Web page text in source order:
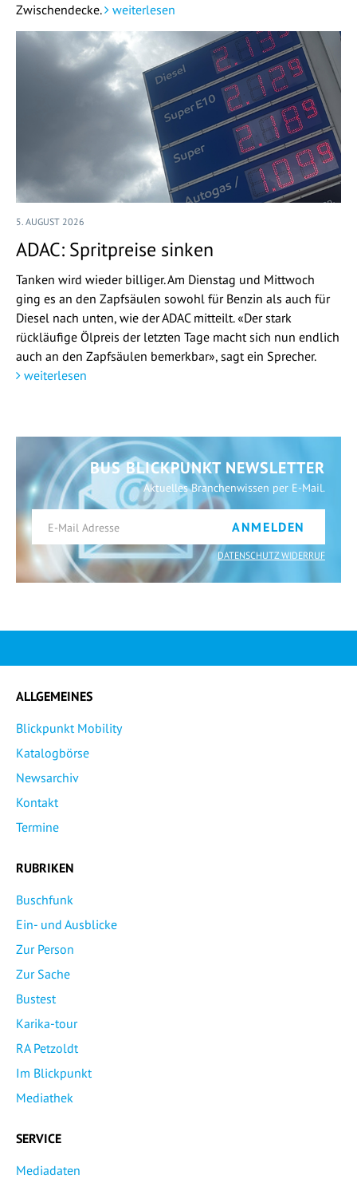
Zwischendecke.
weiterlesen
5. AUGUST 2026
ADAC: Spritpreise sinken
Tanken wird wieder billiger. Am Dienstag und Mittwoch
ging es an den Zapfsäulen sowohl für Benzin als auch für
Diesel nach unten, wie der ADAC mitteilt. «Der stark
rückläufige Ölpreis der letzten Tage macht sich nun endlich
auch an den Zapfsäulen bemerkbar», sagt ein Sprecher.
weiterlesen
BUS BLICKPUNKT NEWSLETTER
Aktuelles Branchenwissen per E-Mail.
ANMELDEN
DATENSCHUTZ WIDERRUF
ALLGEMEINES
Blickpunkt Mobility
Katalogbörse
Newsarchiv
Kontakt
Termine
RUBRIKEN
Buschfunk
Ein- und Ausblicke
Zur Person
Zur Sache
Bustest
Karika-tour
RA Petzoldt
Im Blickpunkt
Mediathek
SERVICE
Mediadaten